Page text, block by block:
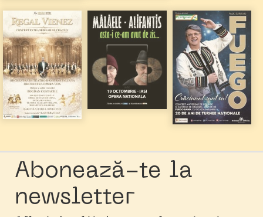
Abonează-te la
newsletter